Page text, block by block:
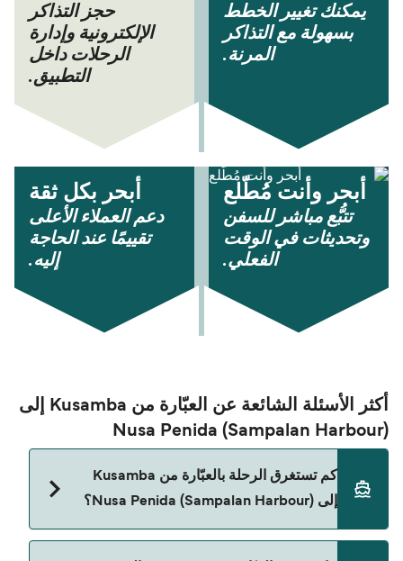
يمكنك تغيير الخطط
بسهولة مع التذاكر
المرنة.
حجز التذاكر
الإلكترونية وإدارة
الرحلات داخل
التطبيق.
أبحر وأنت مُطّلع
تتبُّع مباشر للسفن
وتحديثات في الوقت
الفعلي.
أبحر بكل ثقة
دعم العملاء الأعلى
تقييمًا عند الحاجة
إليه.
أكثر الأسئلة الشائعة عن العبّارة من Kusamba إلى
Nusa Penida (Sampalan Harbour)
كم تستغرق الرحلة بالعبّارة من Kusamba
إلى Nusa Penida (Sampalan Harbour)؟